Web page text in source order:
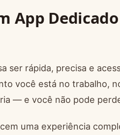
App
ser rápida, precisa e
você está no trabalho,
— e você não pode
uma experiência